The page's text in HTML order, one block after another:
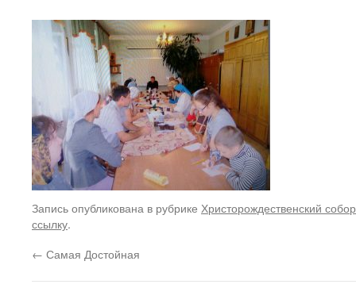
Запись опубликована в рубрике Христорождественский собор
ссылку.
← Самая Достойная